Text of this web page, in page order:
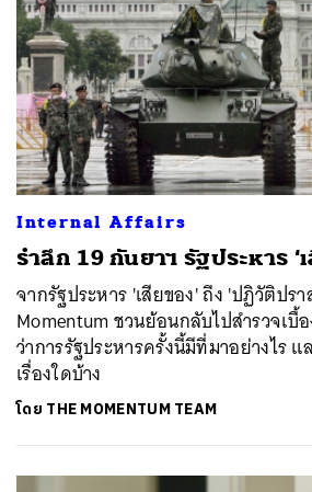
Internal Affairs
รำลึก 19 กันยาฯ รัฐประหาร ‘
จากรัฐประหาร 'เสียของ' ถึง 'ปฏิวัติปร
Momentum ชวนย้อนกลับไปสำรวจเ
ว่าการรัฐประหารครั้งนี้มีที่มาอย่างไร
เรื่องใดบ้าง
โดย THE MOMENTUM TEAM